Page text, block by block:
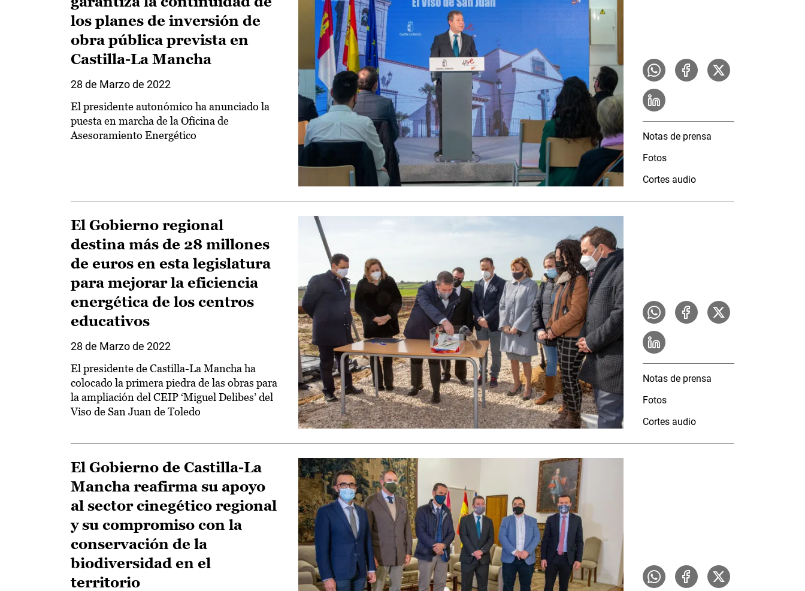
los planes de inversión de
obra pública prevista en
Castilla-La Mancha
28 de Marzo de 2022
El presidente autonómico ha anunciado la
puesta en marcha de la Oficina de
Asesoramiento Energético
Notas de prensa
Fotos
Cortes audio
El Gobierno regional
destina más de 28 millones
de euros en esta legislatura
para mejorar la eficiencia
energética de los centros
educativos
28 de Marzo de 2022
El presidente de Castilla-La Mancha ha
colocado la primera piedra de las obras para
la ampliación del CEIP ‘Miguel Delibes’ del
Viso de San Juan de Toledo
Notas de prensa
Fotos
Cortes audio
El Gobierno de Castilla-La
Mancha reafirma su apoyo
al sector cinegético regional
y su compromiso con la
conservación de la
biodiversidad en el
territorio